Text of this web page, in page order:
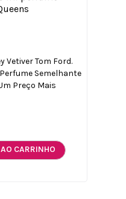
Vetiver Tom Ford.
Semelhante
Preço Mais
CARRINHO